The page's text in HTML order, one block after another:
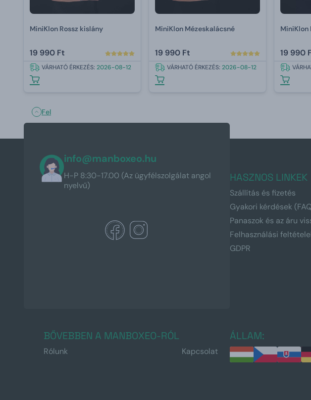
MiniKlon Rossz kislány
19 990 Ft
VÁRHATÓ ÉRKEZÉS: 2026-08-12
MiniKlon Mézeskalácsné
19 990 Ft
VÁRHATÓ ÉRKEZÉS: 2026-08-12
MiniKlon
19 990
Fel
info@manboxeo.hu
H-P 8:30-17.00 (Az ügyfélszolgálat angol
nyelvű)
HASZNOS LINKEK
Szállítás és fizetés
Gyakori kérdések
Panaszok és az áru
Felhasználási
GDPR
BŐVEBBEN A MANBOXEO-RÓL
Rólunk Kapcsolat
ÁLLAM: